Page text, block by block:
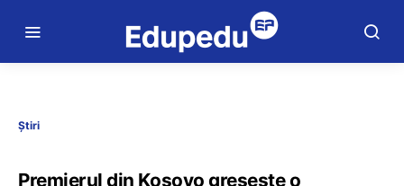
Știri
Premierul din Kosovo greșește o